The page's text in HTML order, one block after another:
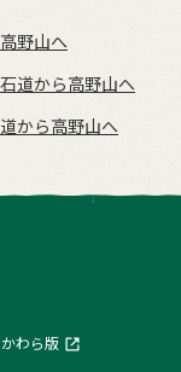
野山へ
道から高野山へ
から高野山へ
わら版